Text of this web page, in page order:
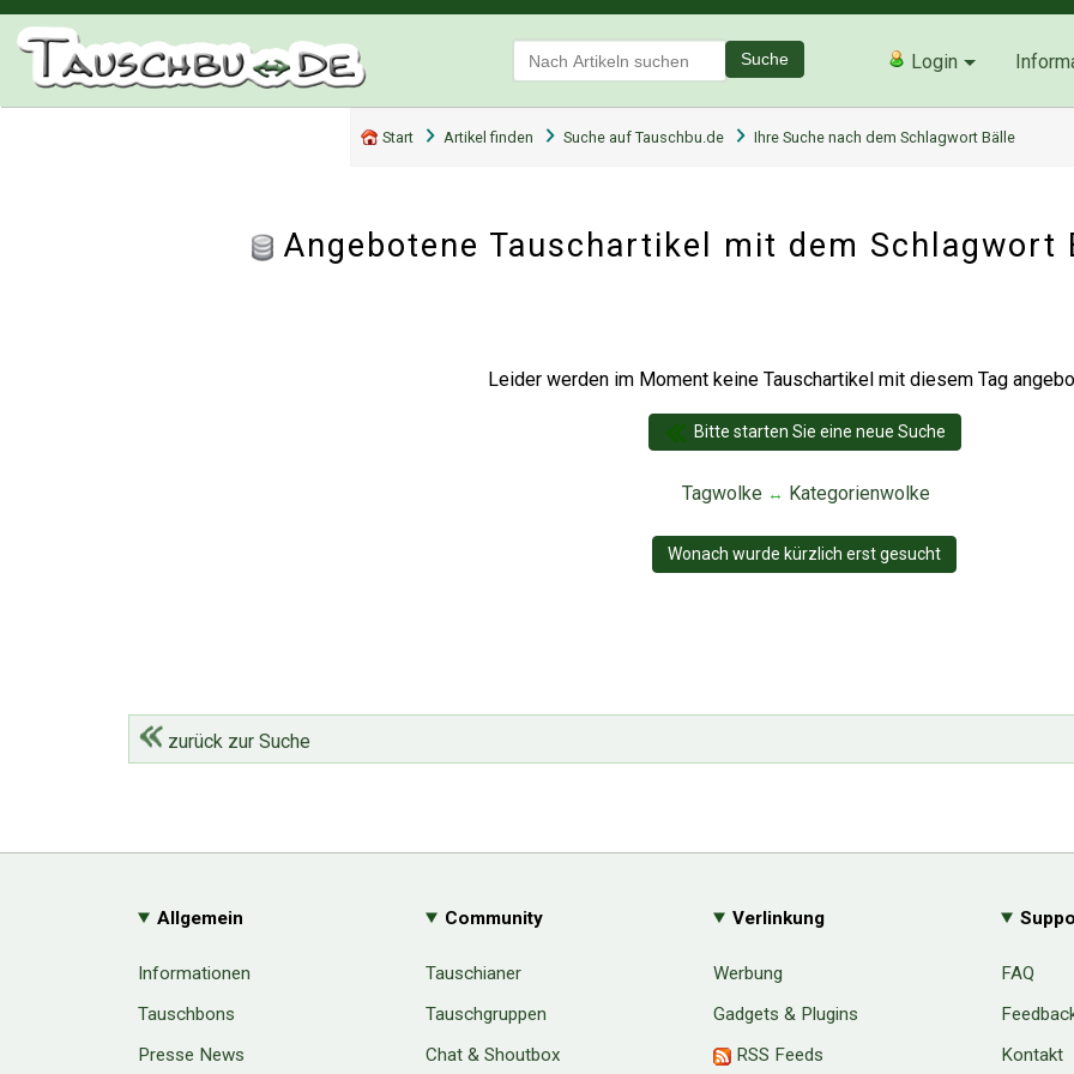
Suche Login
Start Artikel finden Suche auf Tauschbu.de Ihre Suche nach dem Schlagwort Bälle
Angebotene Tauschartikel mit dem
Leider werden im Moment keine Tauschartikel mit diesem Tag
Bitte starten Sie eine neue Suche
Tagwolke ↔ Kategorienwolke
Wonach wurde kürzlich erst gesucht
zurück zur Suche
Allgemein
Informationen
Tauschbons
Presse News
Community
Tauschianer
Tauschgruppen
Chat & Shoutbox
Verlinkung
Werbung
Gadgets & Plugins
RSS Feeds
FAQ
Kontakt